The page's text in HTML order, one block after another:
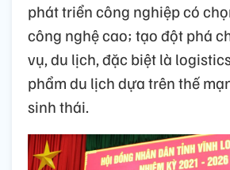
phát triển công nghiệp có
công nghệ cao; tạo đột phá
vụ, du lịch, đặc biệt là
phẩm du lịch dựa trên thế
sinh thái.